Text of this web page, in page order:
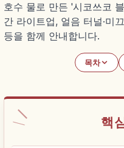
호수 물로 만든 '시코쓰코
간 라이트업, 얼음 터널·미
등을 함께 안내합니다.
목차
핵